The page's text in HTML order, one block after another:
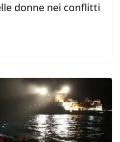
donne nei conflitti